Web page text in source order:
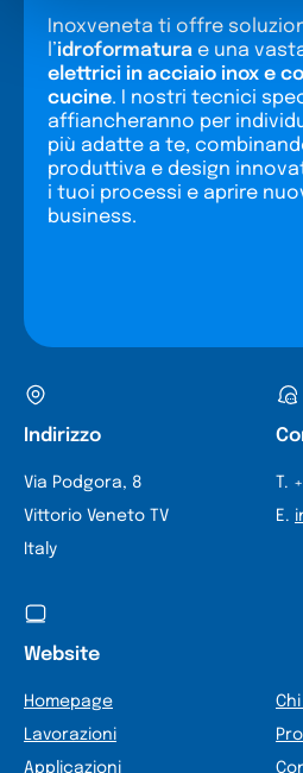
Inoxveneta ti offre
l’idroformatura e una
elettrici in acciaio inox e
cucine. I nostri tecnici
affiancheranno per
più adatte a te,
produttiva e design
i tuoi processi e aprire
business.
Indirizzo
Via Podgora, 8
Vittorio Veneto TV
Italy
T.
E.
Website
Homepage
Lavorazioni
Applicazioni